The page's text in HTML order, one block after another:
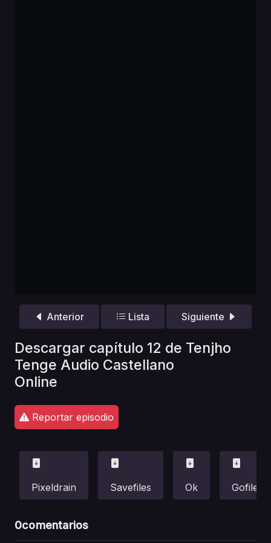
Anterior Lista Siguiente
Descargar capítulo 12 de Tenjho
Tenge Audio Castellano
Online
Reportar episodio
Pixeldrain Savefiles Ok Gofile
0comentarios